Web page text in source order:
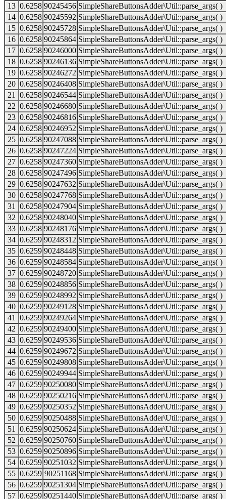
13 0.6258 90245456 SimpleShareButtonsAdder\Util::parse_args( )
14 0.6258 90245592 SimpleShareButtonsAdder\Util::parse_args( )
15 0.6258 90245728 SimpleShareButtonsAdder\Util::parse_args( )
16 0.6258 90245864 SimpleShareButtonsAdder\Util::parse_args( )
17 0.6258 90246000 SimpleShareButtonsAdder\Util::parse_args( )
18 0.6258 90246136 SimpleShareButtonsAdder\Util::parse_args( )
19 0.6258 90246272 SimpleShareButtonsAdder\Util::parse_args( )
20 0.6258 90246408 SimpleShareButtonsAdder\Util::parse_args( )
21
0.6258 90246544 SimpleShareButtonsAdder\Util::parse_args( )
22 0.6258 90246680 SimpleShareButtonsAdder\Util::parse_args( )
23 0.6258 90246816 SimpleShareButtonsAdder\Util::parse_args( )
24 0.6258 90246952 SimpleShareButtonsAdder\Util::parse_args( )
25 0.6258 90247088 SimpleShareButtonsAdder\Util::parse_args( )
26 0.6258 90247224 SimpleShareButtonsAdder\Util::parse_args( )
27 0.6258 90247360 SimpleShareButtonsAdder\Util::parse_args( )
28 0.6258 90247496 SimpleShareButtonsAdder\Util::parse_args( )
29 0.6258 90247632 SimpleShareButtonsAdder\Util::parse_args( )
30 0.6258 90247768 SimpleShareButtonsAdder\Util::parse_args( )
31
0.6258 90247904 SimpleShareButtonsAdder\Util::parse_args( )
32 0.6258 90248040 SimpleShareButtonsAdder\Util::parse_args( )
33 0.6258 90248176 SimpleShareButtonsAdder\Util::parse_args( )
34 0.6259 90248312 SimpleShareButtonsAdder\Util::parse_args( )
35 0.6259 90248448 SimpleShareButtonsAdder\Util::parse_args( )
36 0.6259 90248584 SimpleShareButtonsAdder\Util::parse_args( )
37 0.6259 90248720 SimpleShareButtonsAdder\Util::parse_args( )
38 0.6259 90248856 SimpleShareButtonsAdder\Util::parse_args( )
39 0.6259 90248992 SimpleShareButtonsAdder\Util::parse_args( )
40 0.6259 90249128 SimpleShareButtonsAdder\Util::parse_args( )
41
0.6259 90249264 SimpleShareButtonsAdder\Util::parse_args( )
42 0.6259 90249400 SimpleShareButtonsAdder\Util::parse_args( )
43 0.6259 90249536 SimpleShareButtonsAdder\Util::parse_args( )
44 0.6259 90249672 SimpleShareButtonsAdder\Util::parse_args( )
45 0.6259 90249808 SimpleShareButtonsAdder\Util::parse_args( )
46 0.6259 90249944 SimpleShareButtonsAdder\Util::parse_args( )
47 0.6259 90250080 SimpleShareButtonsAdder\Util::parse_args( )
48 0.6259 90250216 SimpleShareButtonsAdder\Util::parse_args( )
49 0.6259 90250352 SimpleShareButtonsAdder\Util::parse_args( )
50 0.6259 90250488 SimpleShareButtonsAdder\Util::parse_args( )
51
0.6259 90250624 SimpleShareButtonsAdder\Util::parse_args( )
52 0.6259 90250760 SimpleShareButtonsAdder\Util::parse_args( )
53 0.6259 90250896 SimpleShareButtonsAdder\Util::parse_args( )
54 0.6259 90251032 SimpleShareButtonsAdder\Util::parse_args( )
55 0.6259 90251168 SimpleShareButtonsAdder\Util::parse_args( )
56 0.6259 90251304 SimpleShareButtonsAdder\Util::parse_args( )
57 0.6259 90251440 SimpleShareButtonsAdder\Util::parse_args( )